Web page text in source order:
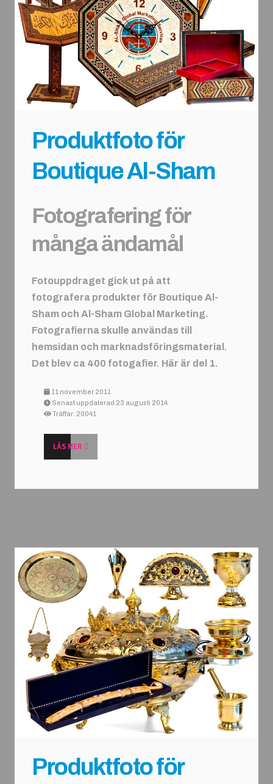
Produktfoto för
Boutique Al-Sham
Fotografering för
många ändamål
Fotouppdraget gick ut på att
fotografera produkter för Boutique Al-
Sham och Al-Sham Global Marketing.
Fotografierna skulle användas till
hemsidan och marknadsföringsmaterial.
Det blev ca 400 fotogafier. Här är del 1.
11 november 2011
Senast uppdaterad 23 augusti 2014
Träffar: 20041
LÄS MER
Produktfoto för